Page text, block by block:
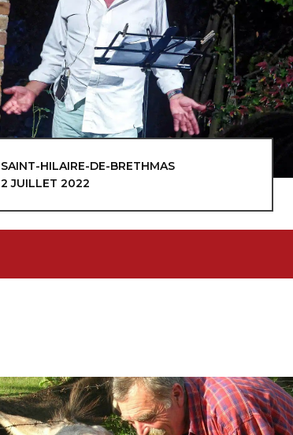
SAINT-HILAIRE-DE-BRETHMAS
2 JUILLET 2022